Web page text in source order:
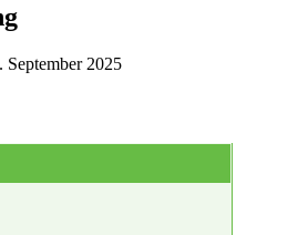
September 2025